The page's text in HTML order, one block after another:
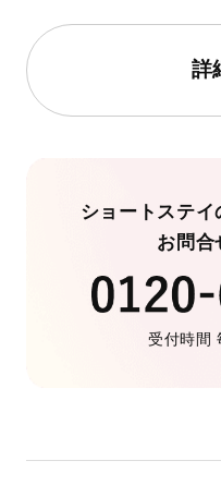
詳
ショートステ
お問合
受付時間